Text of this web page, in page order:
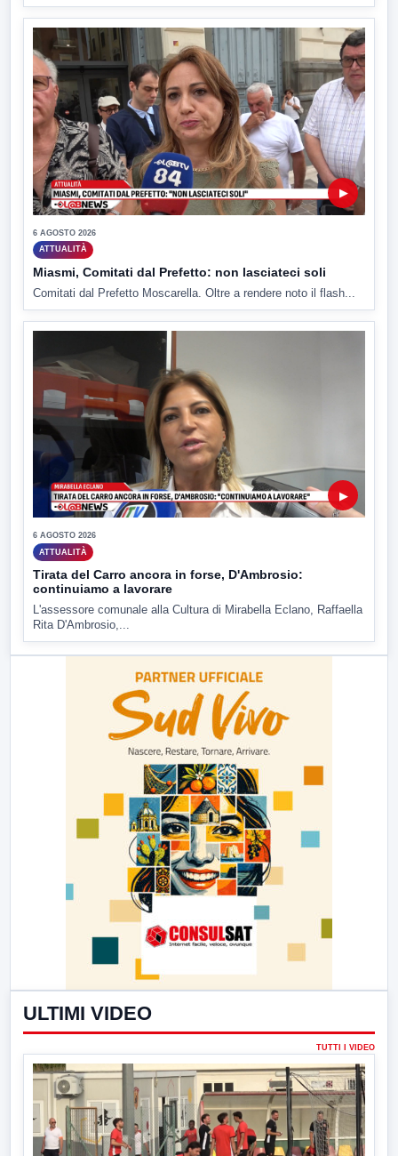
▶
6 AGOSTO 2026
ATTUALITÀ
Miasmi, Comitati dal Prefetto: non lasciateci soli
Comitati dal Prefetto Moscarella. Oltre a rendere noto il flash...
▶
6 AGOSTO 2026
ATTUALITÀ
Tirata del Carro ancora in forse, D'Ambrosio:
continuiamo a lavorare
L'assessore comunale alla Cultura di Mirabella Eclano, Raffaella
Rita D'Ambrosio,...
ULTIMI VIDEO
TUTTI I VIDEO